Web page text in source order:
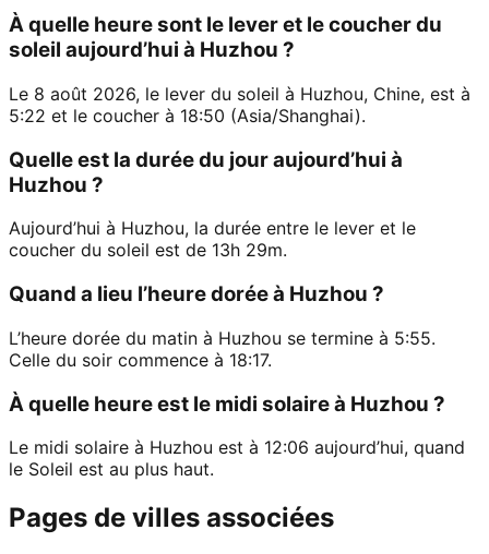
À quelle heure sont le lever et le coucher du
soleil aujourd’hui à Huzhou ?
Le 8 août 2026, le lever du soleil à Huzhou, Chine, est à
5:22 et le coucher à 18:50 (Asia/Shanghai).
Quelle est la durée du jour aujourd’hui à
Huzhou ?
Aujourd’hui à Huzhou, la durée entre le lever et le
coucher du soleil est de 13h 29m.
Quand a lieu l’heure dorée à Huzhou ?
L’heure dorée du matin à Huzhou se termine à 5:55.
Celle du soir commence à 18:17.
À quelle heure est le midi solaire à Huzhou ?
Le midi solaire à Huzhou est à 12:06 aujourd’hui, quand
le Soleil est au plus haut.
Pages de villes associées